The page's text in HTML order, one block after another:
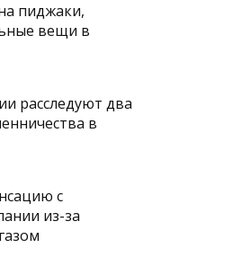
пиджаки,
вещи в
расследуют два
в
с
из-за